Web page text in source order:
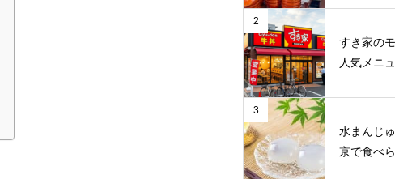
2
すき家の
人気メニ
3
水まんじ
京で食べ